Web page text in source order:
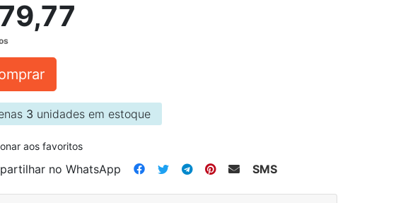
3 unidades em estoque
aos favoritos
no WhatsApp SMS